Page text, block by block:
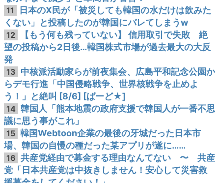
11
日本のX民が「被災しても韓国の水だけは飲みた
くない」と投稿したのが韓国にバレてしまうw
12
【もう何も残っていない】 信用取引で失敗 絶
望の投稿から2日後…韓国株式市場が過去最大の大反
発
13 中核派活動家らが前夜集会、広島平和記念公園か
らデモ行進「中国侵略戦争、世界核戦争を止めよ
う！」と絶叫 [8/6] [ばーど★]
14 韓国人「熊本地震の政府支援で韓国人が一番不思
議に思う事がこれ」
15 韓国Webtoon企業の最後の牙城だった日本市
場、韓国の自慢の種だった某アプリが遂に……
16 共産党経由で募金する理由なんてない 〜 共産
党「日本共産党は中抜きしません！安心して災害救